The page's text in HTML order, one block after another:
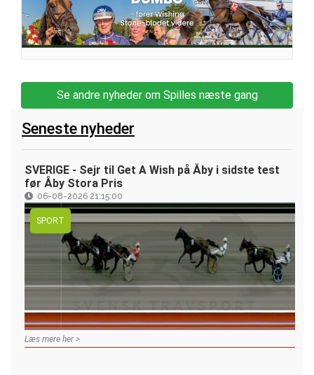
Se andre nyheder om Spilles næste gang
Seneste nyheder
SVERIGE - Sejr til Get A Wish på Åby i sidste test
før Åby Stora Pris
06-08-2026 21:15:00
SPORT
Læs mere her >